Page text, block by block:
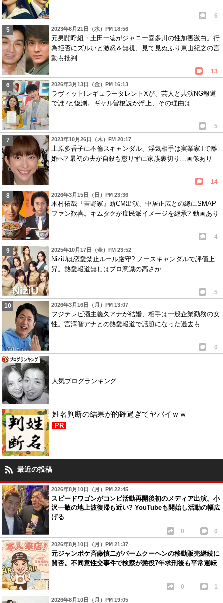
6
2023年6月21日（水）PM 18:56
元男闘呼組・土田一徳がジャニー喜多川の性加害激白。行
為拒否にズルいと激怒＆無視、見て見ぬふり東山紀之の言
動も批判
13
2026年3月13日（金）PM 16:13
ラヴィット!レギュラータレントXが、芸人と共演NG報道
で誰?と憶測。ギャル曽根説が浮上、その理由は…
5
2023年10月26日（木）PM 20:17
上原多香子に不倫スキャンダル、浮気相手は実業家Tで離
婚へ? 最初の夫が自殺も懲りずに家族裏切り…画像あり
14
2026年3月15日（日）PM 23:36
木村拓哉『吉野家』新CM出演、中居正広との縁にSMAP
ファン歓喜。キムタクが庶民派イメージを継承? 動画あり
4
2025年10月17日（金）PM 23:52
NiziUは恋愛禁止ルール厳守? ノースキャンダルで評価上
昇。熱愛報道無しはプロ意識の高さか
5
2026年3月16日（月）PM 13:07
フジテレビ酒主義久アナが結婚、相手は一般企業勤務の女
性。宮澤智アナとの熱愛報道で話題になった過去も
0
人気ブログランキング
姓名判断の結果が的確過ぎてヤバイｗｗ
PR
最近の投稿
2026年8月10日（月）PM 22:45
スピードワゴンがコンビ活動再開後初のメディア出演。小
沢一敬の地上波復帰も近い? YouTubeも開始し活動の幅広
げる
0 0
2026年8月10日（月）PM 21:37
元ジャンポケ斉藤慎二がバームクーヘンの移動販売継続に
賛否。不同意性交事件で検察が懲役7年求刑後も平常運転
0 1
2026年8月10日（月）PM 19:05